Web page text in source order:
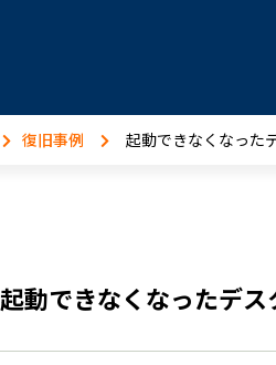
復旧事例 起動できなくなった
起動できなくなったデ